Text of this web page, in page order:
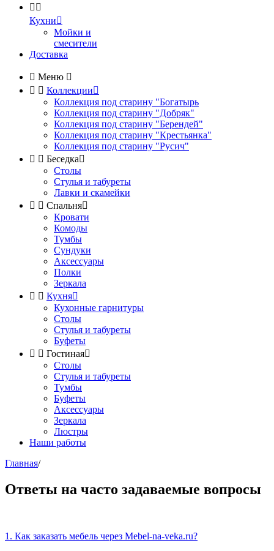
 
Кухни
Мойки и
смесители
Доставка
 Меню 
  Коллекции
Коллекция под старину "Богатырь
Коллекция под старину "Добряк"
Коллекция под старину "Берендей"
Коллекция под старину "Крестьянка"
Коллекция под старину "Русич"
  Беседка
Столы
Стулья и табуреты
Лавки и скамейки
  Спальня
Кровати
Комоды
Тумбы
Сундуки
Аксессуары
Полки
Зеркала
  Кухня
Кухонные гарнитуры
Столы
Стулья и табуреты
Буфеты
  Гостиная
Столы
Стулья и табуреты
Тумбы
Буфеты
Аксессуары
Зеркала
Люстры
Наши работы
Главная/
Ответы на часто задаваемые вопросы
1. Как заказать мебель через Mebel-na-veka.ru?